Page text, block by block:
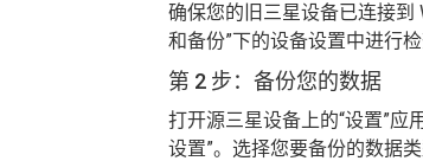
确保您的旧三星设备已连接到
和备份”下的设备设置中进行检
第 2 步：备份您的数据
打开源三星设备上的“设置”应
设置”。选择您要备份的数据